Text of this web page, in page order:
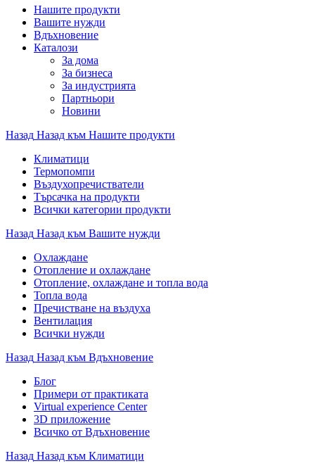
Нашите продукти
Вашите нужди
Вдъхновение
Каталози
За дома
За бизнеса
За индустрията
Партньори
Новини
Назад Назад към Нашите продукти
Климатици
Термопомпи
Въздухопречистватели
Търсачка на продукти
Всички категории продукти
Назад Назад към Вашите нужди
Охлаждане
Отопление и охлаждане
Отопление, охлаждане и топла вода
Топла вода
Пречистване на въздуха
Вентилация
Всички нужди
Назад Назад към Вдъхновение
Блог
Примери от практиката
Virtual experience Center
3D приложение
Всичко от Вдъхновение
Назад Назад към Климатици